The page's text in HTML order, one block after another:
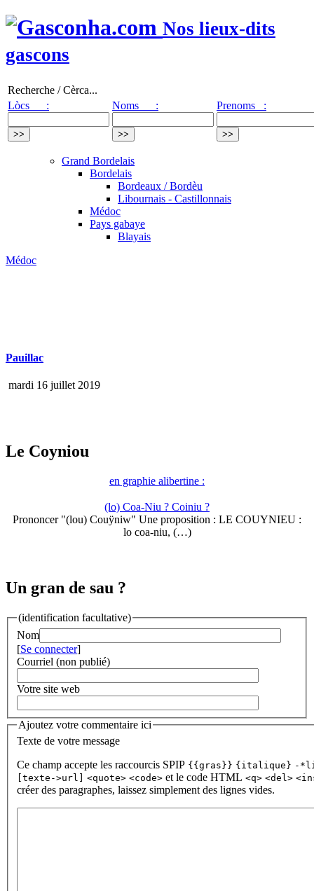
Nos lieux-dits
gascons
Recherche / Cèrca...
Lòcs :
Noms : Prenoms :
Grand Bordelais
Bordelais
Bordeaux / Bordèu
Libournais - Castillonnais
Médoc
Pays gabaye
Blayais
Médoc
Pauillac
mardi 16 juillet 2019
Le Coyniou
en graphie alibertine :
(lo) Coa-Niu ? Coiniu ?
Prononcer "(lou) Couÿniw" Une proposition : LE COUYNIEU :
lo coa-niu, (…)
Un gran de sau ?
(identification facultative)
Nom
[Se connecter]
Courriel (non publié)
Votre site web
Ajoutez votre commentaire ici
Texte de votre message
Ce champ accepte les raccourcis SPIP {{gras}} {italique} -
[texte->url]
<quote> <code> et le code HTML <q> <del>
créer des paragraphes, laissez simplement des lignes vides.